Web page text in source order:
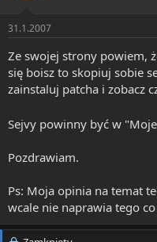
31.1.2007
Ze swojej strony powiem,
się boisz to skopiuj sobie
zainstaluj patcha i zobacz
Sejvy powinny być w
Pozdrawiam.
Ps: Moja opinia na temat
wcale nie naprawia tego